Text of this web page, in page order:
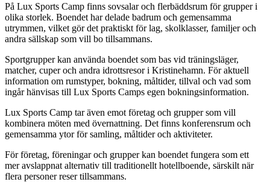
På Lux Sports Camp finns sovsalar och flerbäddsrum för grupper i
olika storlek. Boendet har delade badrum och gemensamma
utrymmen, vilket gör det praktiskt för lag, skolklasser, familjer och
andra sällskap som vill bo tillsammans.
Sportgrupper kan använda boendet som bas vid träningsläger,
matcher, cuper och andra idrottsresor i Kristinehamn. För aktuell
information om rumstyper, bokning, måltider, tillval och vad som
ingår hänvisas till Lux Sports Camps egen bokningsinformation.
Lux Sports Camp tar även emot företag och grupper som vill
kombinera möten med övernattning. Det finns konferensrum och
gemensamma ytor för samling, måltider och aktiviteter.
För företag, föreningar och grupper kan boendet fungera som ett
mer avslappnat alternativ till traditionellt hotellboende, särskilt när
flera personer reser tillsammans.